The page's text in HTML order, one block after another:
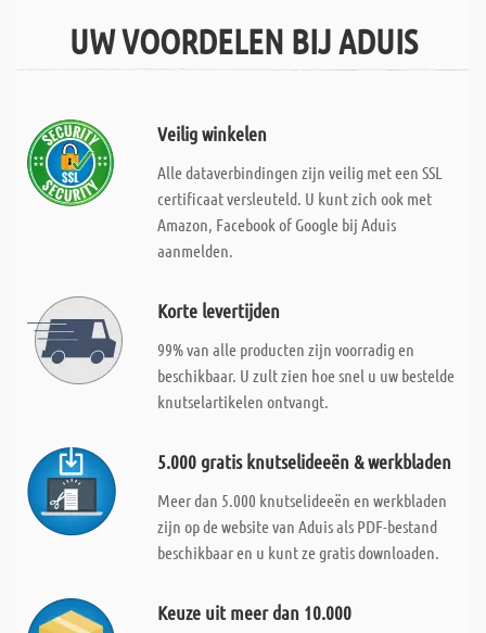
UW VOORDELEN BIJ ADUIS
Veilig winkelen
Alle dataverbindingen zijn veilig met een SSL
certificaat versleuteld. U kunt zich ook met
Amazon, Facebook of Google bij Aduis
aanmelden.
Korte levertijden
99% van alle producten zijn voorradig en
beschikbaar. U zult zien hoe snel u uw bestelde
knutselartikelen ontvangt.
5.000 gratis knutselideeën & werkbladen
Meer dan 5.000 knutselideeën en werkbladen
zijn op de website van Aduis als PDF-bestand
beschikbaar en u kunt ze gratis downloaden.
Keuze uit meer dan 10.000